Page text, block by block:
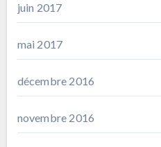
juin 2017
mai 2017
décembre 2016
novembre 2016